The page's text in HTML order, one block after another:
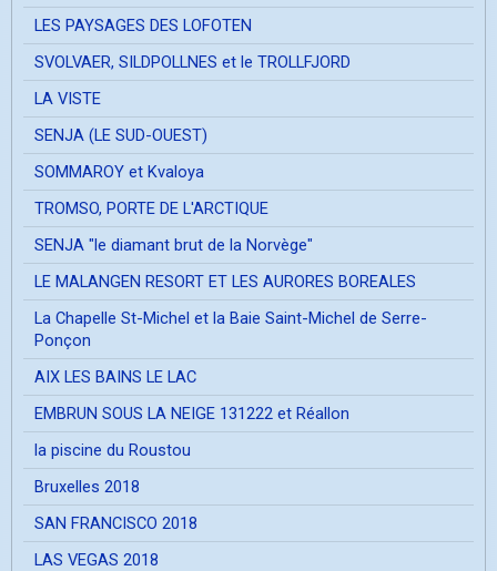
LES PAYSAGES DES LOFOTEN
SVOLVAER, SILDPOLLNES et le TROLLFJORD
LA VISTE
SENJA (LE SUD-OUEST)
SOMMAROY et Kvaloya
TROMSO, PORTE DE L'ARCTIQUE
SENJA "le diamant brut de la Norvège"
LE MALANGEN RESORT ET LES AURORES BOREALES
La Chapelle St-Michel et la Baie Saint-Michel de Serre-
Ponçon
AIX LES BAINS LE LAC
EMBRUN SOUS LA NEIGE 131222 et Réallon
la piscine du Roustou
Bruxelles 2018
SAN FRANCISCO 2018
LAS VEGAS 2018